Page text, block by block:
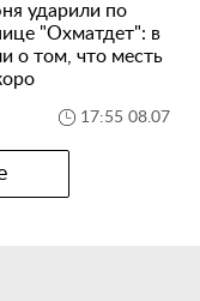
ударили по
"Охматдет": в
о том, что месть
17:55 08.07